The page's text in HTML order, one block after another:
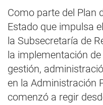
Como parte del Plan
Estado que impulsa
la Subsecretaría de
la implementación
gestión,
en la Administración
comenzó a regir